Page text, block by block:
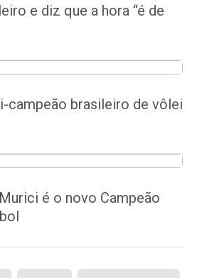
e diz que a hora “é de
campeão brasileiro de vôlei
é o novo Campeão